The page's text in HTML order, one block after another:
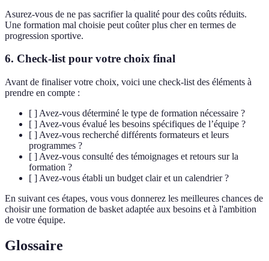
Asurez-vous de ne pas sacrifier la qualité pour des coûts réduits.
Une formation mal choisie peut coûter plus cher en termes de
progression sportive.
6. Check-list pour votre choix final
Avant de finaliser votre choix, voici une check-list des éléments à
prendre en compte :
[ ] Avez-vous déterminé le type de formation nécessaire ?
[ ] Avez-vous évalué les besoins spécifiques de l’équipe ?
[ ] Avez-vous recherché différents formateurs et leurs
programmes ?
[ ] Avez-vous consulté des témoignages et retours sur la
formation ?
[ ] Avez-vous établi un budget clair et un calendrier ?
En suivant ces étapes, vous vous donnerez les meilleures chances de
choisir une formation de basket adaptée aux besoins et à l'ambition
de votre équipe.
Glossaire